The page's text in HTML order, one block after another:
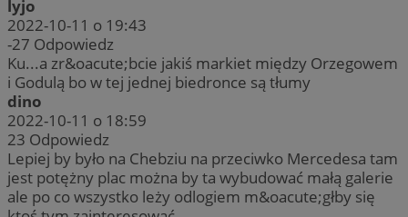
lyjo
2022-10-11 o 19:43
-27 Odpowiedz
Ku...a zr&oacute;bcie jakiś markiet między Orzegowem
i Godulą bo w tej jednej biedronce są tłumy
dino
2022-10-11 o 18:59
23 Odpowiedz
Lepiej by było na Chebziu na przeciwko Mercedesa tam
jest potężny plac można by ta wybudować małą galerie
ale po co wszystko leży odlogiem m&oacute;głby się